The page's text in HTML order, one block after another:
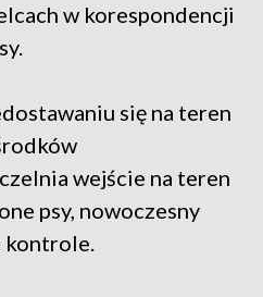
w korespondencji
się na teren
wejście na teren
psy, nowoczesny
kontrole.